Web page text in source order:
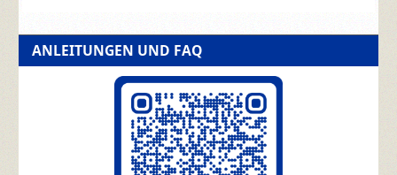
ANLEITUNGEN UND FAQ